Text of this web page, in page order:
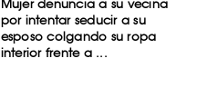
Mujer denuncia a su vecina
por intentar seducir a su
esposo colgando su ropa
interior frente a ...